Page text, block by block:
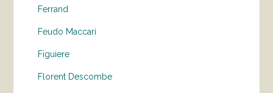
Ferrand
Feudo Maccari
Figuiere
Florent Descombe